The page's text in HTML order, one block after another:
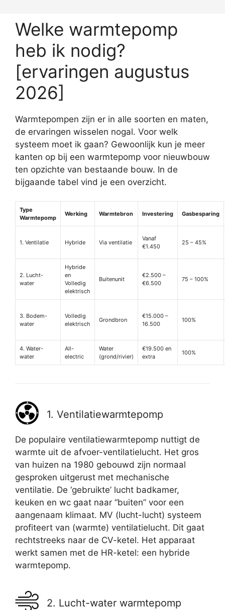
Welke warmtepomp
heb ik nodig?
[ervaringen augustus
2026]
Warmtepompen zijn er in alle soorten en maten,
de ervaringen wisselen nogal. Voor welk
systeem moet ik gaan? Gewoonlijk kun je meer
kanten op bij een warmtepomp voor nieuwbouw
ten opzichte van bestaande bouw. In de
bijgaande tabel vind je een overzicht.
Type
Warmtepomp
Werking Warmtebron Investering Gasbesparing
1. Ventilatie Hybride Via ventilatie
Vanaf
€1.450
25 – 45%
2. Lucht-
water
Hybride
en
Volledig
elektrisch
Buitenunit
€2.500 –
€6.500
75 – 100%
3. Bodem-
water
Volledig
elektrisch
Grondbron
€15.000 –
16.500
100%
4. Water-
water
All-
electric
Water
(grond/rivier)
€19.500 en
extra
100%
1. Ventilatiewarmtepomp
De populaire ventilatiewarmtepomp nuttigt de
warmte uit de afvoer-ventilatielucht. Het gros
van huizen na 1980 gebouwd zijn normaal
gesproken uitgerust met mechanische
ventilatie. De ‘gebruikte’ lucht badkamer,
keuken en wc gaat naar “buiten” voor een
aangenaam klimaat. MV (lucht-lucht) systeem
profiteert van (warmte) ventilatielucht. Dit gaat
rechtstreeks naar de CV-ketel. Het apparaat
werkt samen met de HR-ketel: een hybride
warmtepomp.
2. Lucht-water warmtepomp